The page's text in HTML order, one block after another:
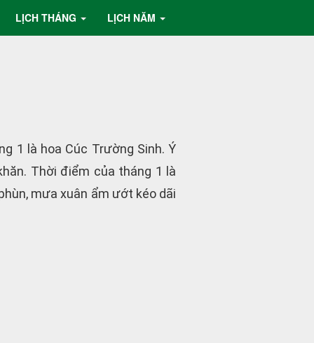
LỊCH THÁNG LỊCH NĂM
1 là hoa Cúc Trường Sinh. Ý
Thời điểm của tháng 1 là
mưa xuân ẩm ướt kéo dãi